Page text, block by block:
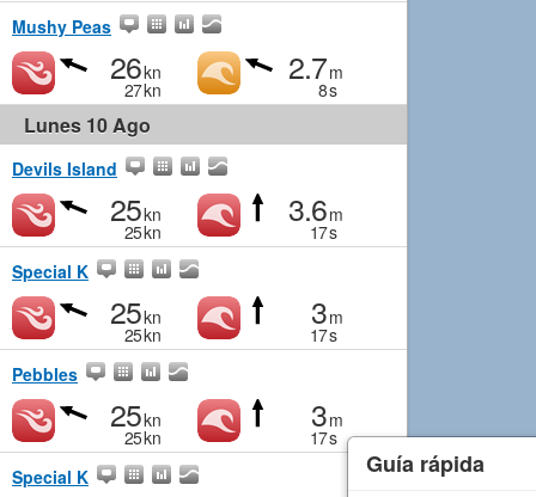
Mushy Peas
26kn
27kn
2.7m
8s
Lunes 10 Ago
Devils Island
25kn
25kn
3.6m
17s
Special K
25kn
25kn
3m
17s
Pebbles
25kn
25kn
3m
17s
Special K
Guía rápida